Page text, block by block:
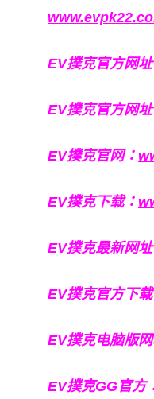
EV撲克官方网址
EV撲克官方网址
EV撲克官网：
EV撲克下载：
EV撲克最新网址
EV撲克官方下载
EV撲克电脑版网
EV撲克GG官方